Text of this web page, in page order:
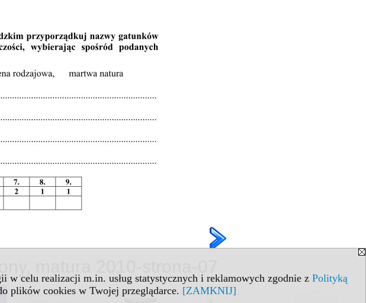
celu realizacji m.in. usług statystycznych i reklamowych zgodnie z Polityką
plików cookies w Twojej przeglądarce. [ZAMKNIJ]